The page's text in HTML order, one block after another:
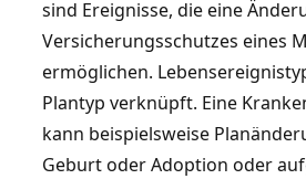
sind Ereignisse, die eine
Versicherungsschutzes eines
ermöglichen.
Plantyp verknüpft. Eine
kann beispielsweise
Geburt oder Adoption oder